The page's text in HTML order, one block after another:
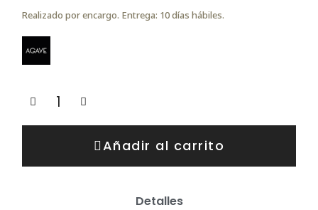
Realizado por encargo. Entrega: 10 días hábiles.
Añadir al carrito
Detalles